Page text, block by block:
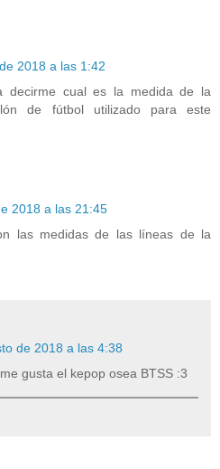
2018 a las 1:42
decirme cual es la medida de la
de fútbol utilizado para este
2018 a las 21:45
las medidas de las líneas de la
de 2018 a las 4:38
gusta el kepop osea BTSS :3